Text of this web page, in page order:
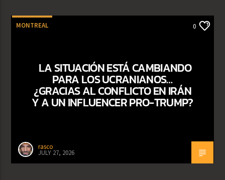
MONTREAL 0
LA SITUACIÓN ESTÁ CAMBIANDO
PARA LOS UCRANIANOS…
¿GRACIAS AL CONFLICTO EN IRÁN
Y A UN INFLUENCER PRO-TRUMP?
rasco
JULY 27, 2026